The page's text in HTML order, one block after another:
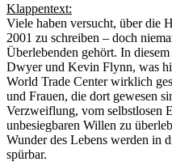
Klappentext:
Viele haben versucht, über die
2001 zu schreiben – doch
Überlebenden gehört. In
Dwyer und Kevin Flynn, was
World Trade Center wirklich
und Frauen, die dort gewesen
Verzweiflung, vom selbstlosen
unbesiegbaren Willen zu
Wunder des Lebens werden in
spürbar.